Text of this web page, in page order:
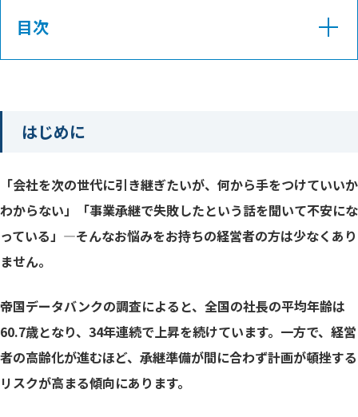
目次
業界別の育成課題データ
経営者保証が承継に与える影響
株式評価の現状と課題
税制優遇措置の活用状況
効果的な評価額引下げ対策
はじめに
「会社を次の世代に引き継ぎたいが、何から手をつけていいか
わからない」「事業承継で失敗したという話を聞いて不安にな
っている」—そんなお悩みをお持ちの経営者の方は少なくあり
ません。
帝国データバンクの調査によると、全国の社長の平均年齢は
60.7歳となり、34年連続で上昇を続けています。一方で、経営
者の高齢化が進むほど、承継準備が間に合わず計画が頓挫する
リスクが高まる傾向にあります。